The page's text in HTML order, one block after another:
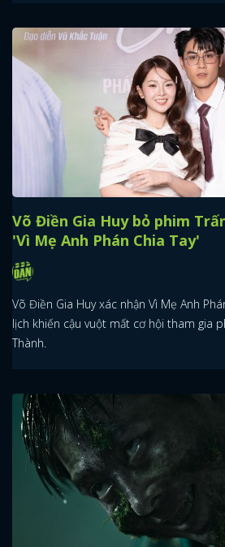
Võ Điền Gia Huy bỏ phim
'Vì Mẹ Anh Phán Chia Tay'
Võ Điền Gia Huy xác nhận Vì Mẹ Anh
lịch khiến cậu vuột mất cơ hội tham gia
Thành.